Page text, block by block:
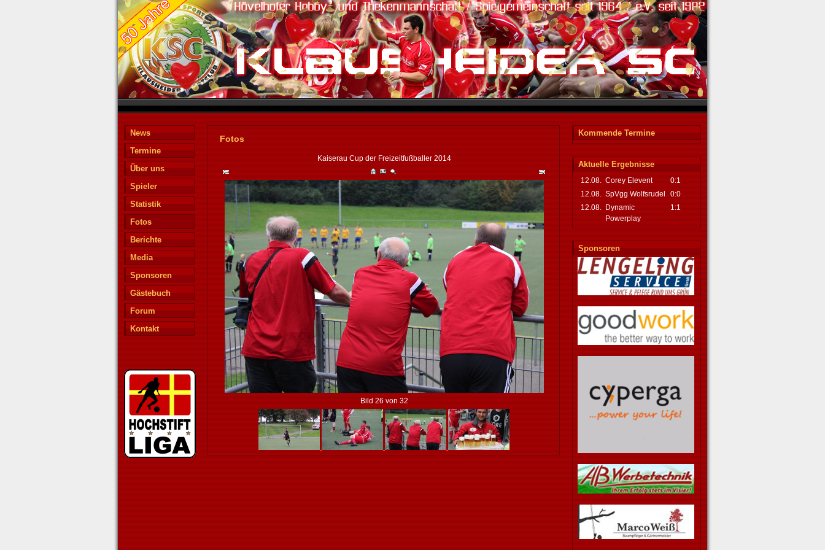
News
Termine
Über uns
Spieler
Statistik
Fotos
Berichte
Media
Sponsoren
Gästebuch
Forum
Kontakt
Fotos
Kaiserau Cup der Freizeitfußballer 2014
Bild 26 von 32
Kommende Termine
Aktuelle Ergebnisse
12.08. Corey Elevent
0:1
12.08. SpVgg Wolfsrudel
0:0
12.08. Dynamic
Powerplay
1:1
Sponsoren